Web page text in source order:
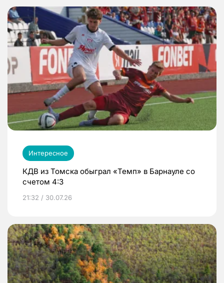
Интересное
КДВ из Томска обыграл «Темп» в Барнауле со
счетом 4:3
21:32 / 30.07.26